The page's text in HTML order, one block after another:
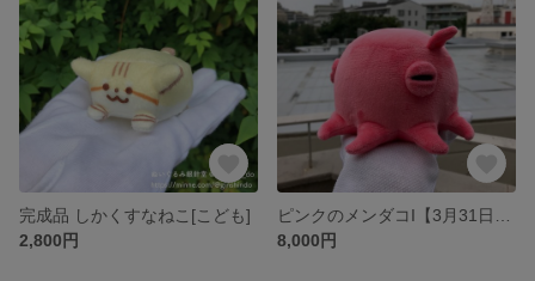
完成品 しかくすなねこ[こども]
2,800円
8,000円